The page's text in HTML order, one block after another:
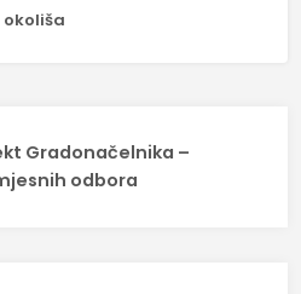
Gradonačelnika –
odbora